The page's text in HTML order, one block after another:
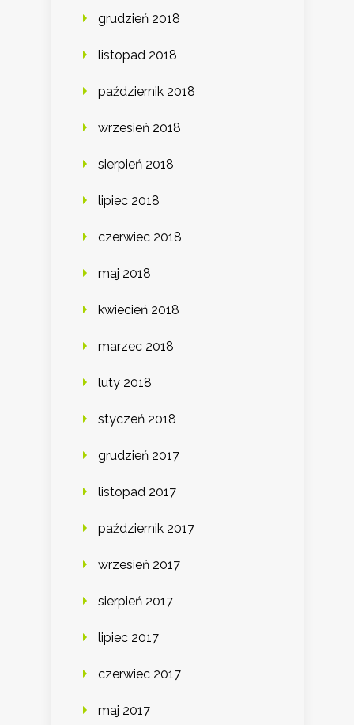
grudzień 2018
listopad 2018
październik 2018
wrzesień 2018
sierpień 2018
lipiec 2018
czerwiec 2018
maj 2018
kwiecień 2018
marzec 2018
luty 2018
styczeń 2018
grudzień 2017
listopad 2017
październik 2017
wrzesień 2017
sierpień 2017
lipiec 2017
czerwiec 2017
maj 2017